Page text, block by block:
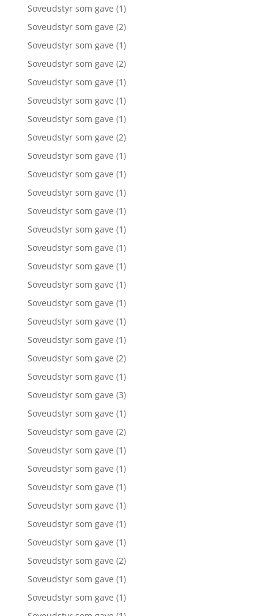
Soveudstyr som gave (1)
Soveudstyr som gave (2)
Soveudstyr som gave (1)
Soveudstyr som gave (2)
Soveudstyr som gave (1)
Soveudstyr som gave (1)
Soveudstyr som gave (1)
Soveudstyr som gave (2)
Soveudstyr som gave (1)
Soveudstyr som gave (1)
Soveudstyr som gave (1)
Soveudstyr som gave (1)
Soveudstyr som gave (1)
Soveudstyr som gave (1)
Soveudstyr som gave (1)
Soveudstyr som gave (1)
Soveudstyr som gave (1)
Soveudstyr som gave (1)
Soveudstyr som gave (1)
Soveudstyr som gave (2)
Soveudstyr som gave (1)
Soveudstyr som gave (3)
Soveudstyr som gave (1)
Soveudstyr som gave (2)
Soveudstyr som gave (1)
Soveudstyr som gave (1)
Soveudstyr som gave (1)
Soveudstyr som gave (1)
Soveudstyr som gave (1)
Soveudstyr som gave (1)
Soveudstyr som gave (2)
Soveudstyr som gave (1)
Soveudstyr som gave (1)